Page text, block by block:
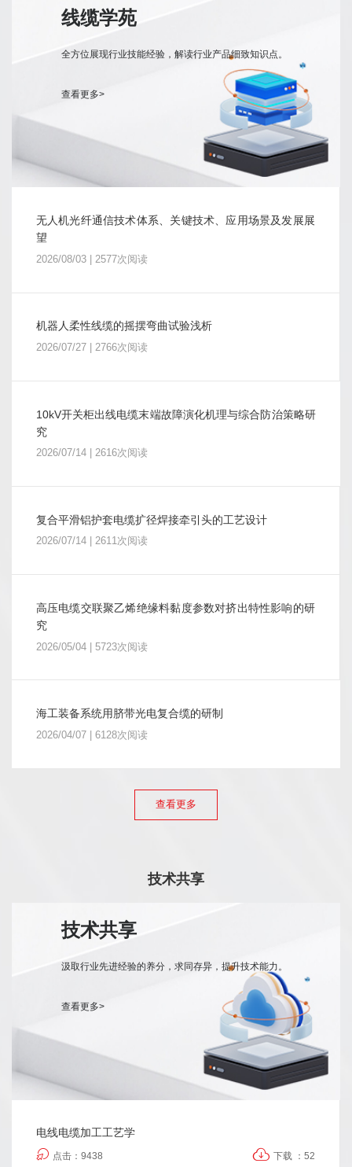
线缆学苑
全方位展现行业技能经验，解读行业产品细致知识点。
查看更多>
无人机光纤通信技术体系、关键技术、应用场景及发展展
望
2026/08/03 | 2577次阅读
机器人柔性线缆的摇摆弯曲试验浅析
2026/07/27 | 2766次阅读
10kV开关柜出线电缆末端故障演化机理与综合防治策略研
究
2026/07/14 | 2616次阅读
复合平滑铝护套电缆扩径焊接牵引头的工艺设计
2026/07/14 | 2611次阅读
高压电缆交联聚乙烯绝缘料黏度参数对挤出特性影响的研
究
2026/05/04 | 5723次阅读
海工装备系统用脐带光电复合缆的研制
2026/04/07 | 6128次阅读
查看更多
技术共享
技术共享
汲取行业先进经验的养分，求同存异，提升技术能力。
查看更多>
电线电缆加工工艺学
点击：9438 下载 ：52